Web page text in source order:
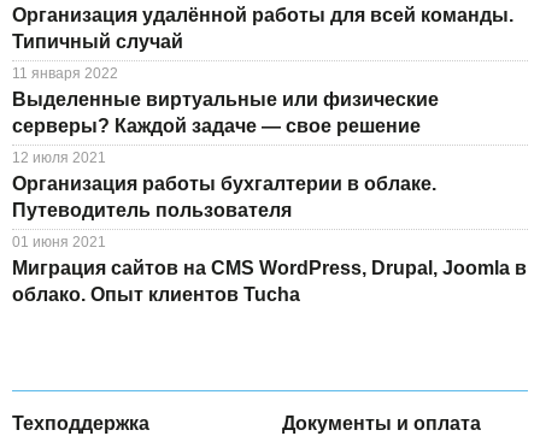
Организация удалённой работы для всей команды.
Типичный случай
11 января 2022
Выделенные виртуальные или физические
серверы? Каждой задаче — свое решение
12 июля 2021
Организация работы бухгалтерии в облаке.
Путеводитель пользователя
01 июня 2021
Миграция сайтов на CMS WordPress, Drupal, Joomla в
облако. Опыт клиентов Tucha
Техподдержка
Документы и оплата